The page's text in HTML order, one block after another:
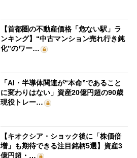
【首都圏の不動産価格「危ない駅」ラ
ンキング】“中古マンション売れ行き鈍
化”のワー…
「AI・半導体関連が“本命”であること
に変わりはない」資産20億円超の90歳
現役トレー…
【キオクシア・ショック後に「株価倍
増」も期待できる注目銘柄5選】資産3
億円超・…